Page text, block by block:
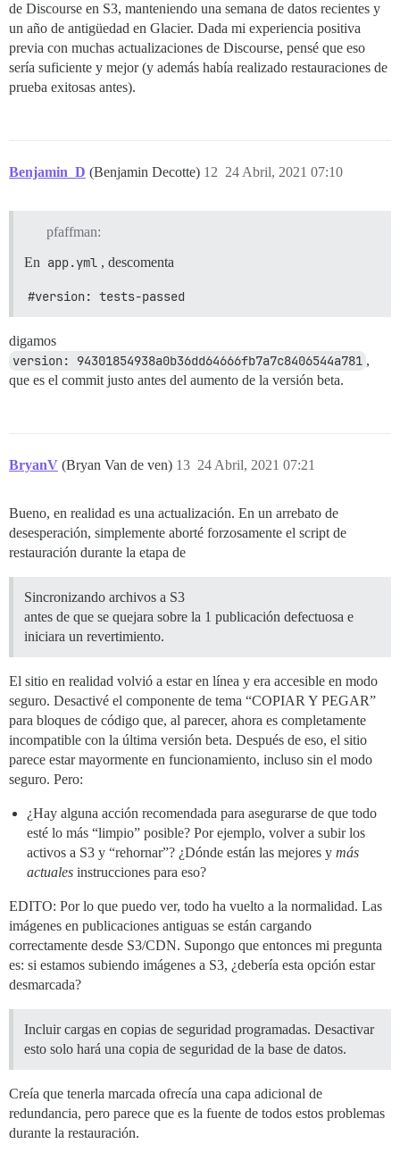
de Discourse en S3, manteniendo una semana de datos recientes y
un año de antigüedad en Glacier. Dada mi experiencia positiva
previa con muchas actualizaciones de Discourse, pensé que eso
sería suficiente y mejor (y además había realizado restauraciones de
prueba exitosas antes).
Benjamin_D (Benjamin Decotte) 24 Abril, 2021 07:10
12
pfaffman:
En app.yml , descomenta
#version: tests-passed
digamos
version: 94301854938a0b36dd64666fb7a7c8406544a781 ,
que es el commit justo antes del aumento de la versión beta.
BryanV (Bryan Van de ven) 24 Abril, 2021 07:21
13
Bueno, en realidad es una actualización. En un arrebato de
desesperación, simplemente aborté forzosamente el script de
restauración durante la etapa de
Sincronizando archivos a S3
antes de que se quejara sobre la 1 publicación defectuosa e
iniciara un revertimiento.
El sitio en realidad volvió a estar en línea y era accesible en modo
seguro. Desactivé el componente de tema “COPIAR Y PEGAR”
para bloques de código que, al parecer, ahora es completamente
incompatible con la última versión beta. Después de eso, el sitio
parece estar mayormente en funcionamiento, incluso sin el modo
seguro. Pero:
¿Hay alguna acción recomendada para asegurarse de que todo
esté lo más “limpio” posible? Por ejemplo, volver a subir los
activos a S3 y “rehornar”? ¿Dónde están las mejores y más
actuales instrucciones para eso?
EDITO: Por lo que puedo ver, todo ha vuelto a la normalidad. Las
imágenes en publicaciones antiguas se están cargando
correctamente desde S3/CDN. Supongo que entonces mi pregunta
es: si estamos subiendo imágenes a S3, ¿debería esta opción estar
desmarcada?
Incluir cargas en copias de seguridad programadas. Desactivar
esto solo hará una copia de seguridad de la base de datos.
Creía que tenerla marcada ofrecía una capa adicional de
redundancia, pero parece que es la fuente de todos estos problemas
durante la restauración.